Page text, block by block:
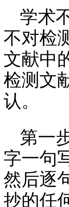
学术
不对检
文献中
检测文
认。
第一
字一句
然后逐
抄的任